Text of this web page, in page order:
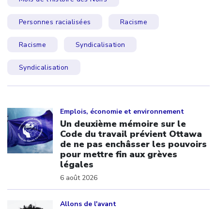
Personnes racialisées Racisme
Racisme Syndicalisation
Syndicalisation
Emplois, économie et environnement
Un deuxième mémoire sur le
Code du travail prévient Ottawa
de ne pas enchâsser les pouvoirs
pour mettre fin aux grèves
légales
6 août 2026
Allons de l'avant